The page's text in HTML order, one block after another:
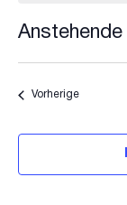
Anstehende
Vorherige